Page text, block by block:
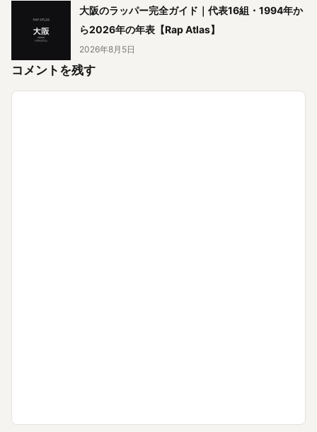
大阪のラッパー完全ガイド｜代表16組・1994年か
ら2026年の年表【Rap Atlas】
2026年8月5日
コメントを残す